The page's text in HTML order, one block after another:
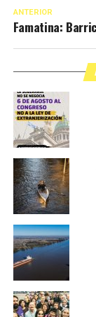
ANTERIOR
Famatina: